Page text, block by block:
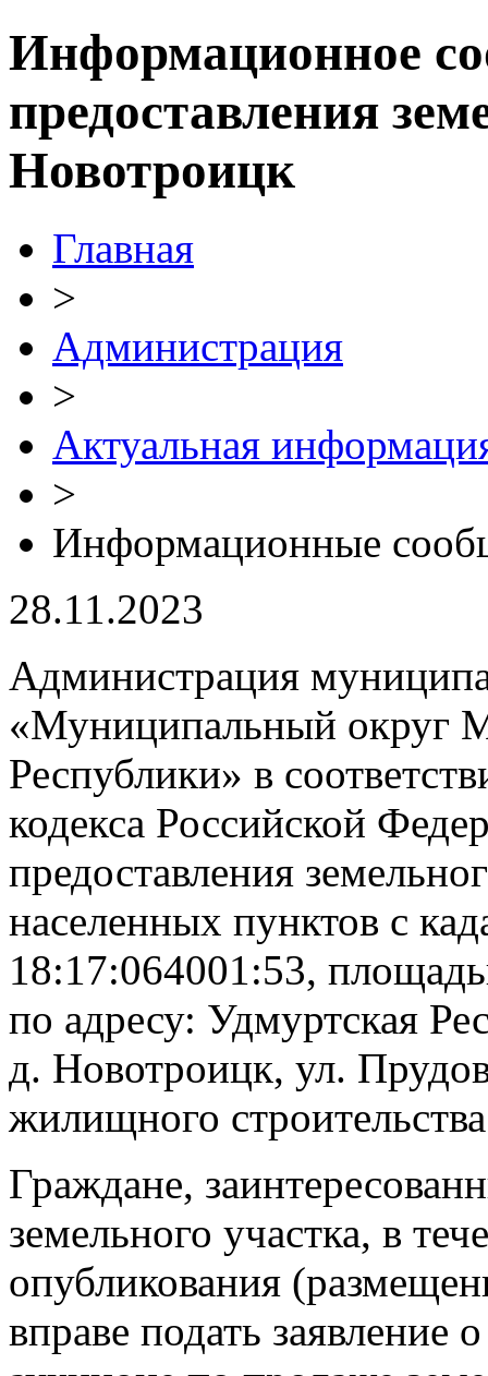
Информационное
предоставления
Новотроицк
Главная
>
Администрация
>
Актуальная
>
Информационные
28.11.2023
Администрация
«Муниципальный округ
Республики» в
кодекса Российской
предоставления
населенных пунктов с
18:17:064001:53,
по адресу: Удмуртская
д. Новотроицк, ул.
жилищного
Граждане,
земельного участка, в
опубликования
вправе подать заявление